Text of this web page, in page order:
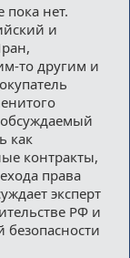
пока нет.
и
то другим и
обсуждаемый
как
контракты,
права
эксперт
РФ и